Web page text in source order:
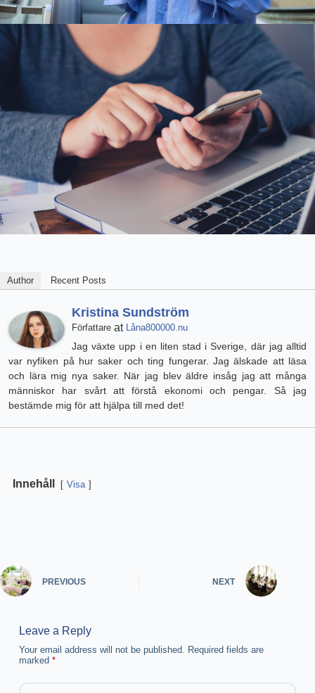
Author Recent Posts
Kristina Sundström
Författare at Låna800000.nu
Jag växte upp i en liten stad i Sverige, där jag alltid
var nyfiken på hur saker och ting fungerar. Jag älskade att läsa
och lära mig nya saker. När jag blev äldre insåg jag att många
människor har svårt att förstå ekonomi och pengar. Så jag
bestämde mig för att hjälpa till med det!
Innehåll Visa
PREVIOUS NEXT
Leave a Reply
Your email address will not be published. Required fields are
marked *